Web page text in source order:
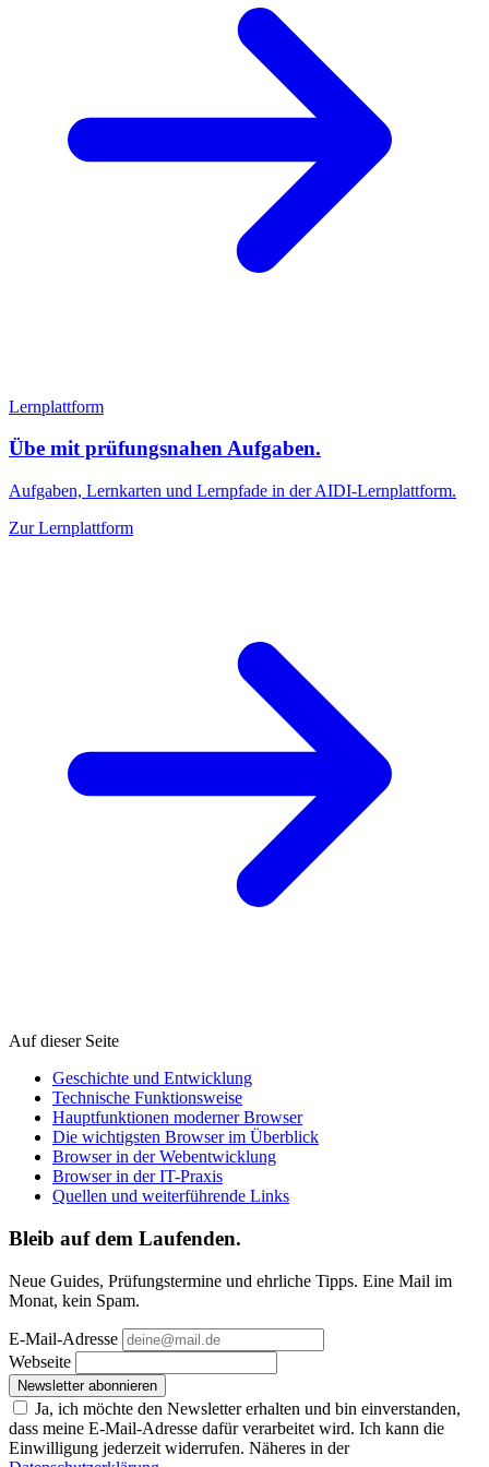
Lernplattform
Übe mit prüfungsnahen Aufgaben.
Aufgaben, Lernkarten und Lernpfade in der AIDI-Lernplattform.
Zur Lernplattform
Auf dieser Seite
Geschichte und Entwicklung
Technische Funktionsweise
Hauptfunktionen moderner Browser
Die wichtigsten Browser im Überblick
Browser in der Webentwicklung
Browser in der IT-Praxis
Quellen und weiterführende Links
Bleib auf dem Laufenden.
Neue Guides, Prüfungstermine und ehrliche Tipps. Eine Mail im
Monat, kein Spam.
E-Mail-Adresse
Webseite
Newsletter abonnieren
Ja, ich möchte den Newsletter erhalten und bin einverstanden,
dass meine E-Mail-Adresse dafür verarbeitet wird. Ich kann die
Einwilligung jederzeit widerrufen. Näheres in der